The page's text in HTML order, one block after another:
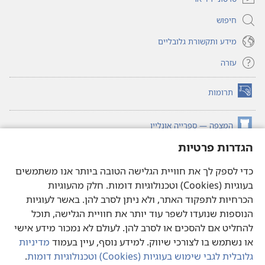
הגדרות פרטיות
כדי לספק לך את חוויית הגלישה הטובה ביותר אנו משתמשים
בעוגיות (Cookies) וטכנולוגיות דומות. חלק מהעוגיות
הכרחיות לתפקוד האתר, ולא ניתן לסרב להן. באשר לעוגיות
הנוספות שנועדו לשפר עוד יותר את חוויית הגלישה, תוכל
להחליט אם להסכים או לסרב להן. לעולם לא נמכור מידע אישי
או נשתמש בו לצורכי שיווק. למידע נוסף, עיין בעמוד מדיניות
גלובלית לגבי שימוש בעוגיות (‏Cookies)‏ וטכנולוגיות דומות
.
חיפוש
מידע ותקשורת גלובליים
עזרה
תרומות (פותח
חלון
חדש) המצפה — ספרייה אונליין (פותח
חדש) JW Hub
®
חלון
ספריית המצפה